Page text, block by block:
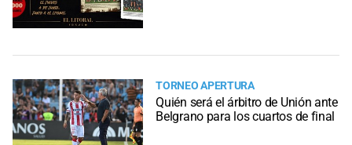
TORNEO APERTURA
Quién será el árbitro de Unión ante
Belgrano para los cuartos de final